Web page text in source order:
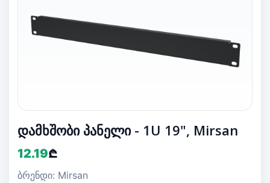
დამხშობი პანელი - 1U 19", Mirsan
12.19₾
ბრენდი: Mirsan